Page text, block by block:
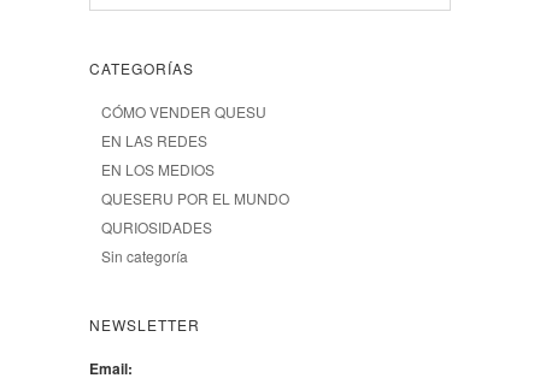
CATEGORÍAS
CÓMO VENDER QUESU
EN LAS REDES
EN LOS MEDIOS
QUESERU POR EL MUNDO
QURIOSIDADES
Sin categoría
NEWSLETTER
Email: